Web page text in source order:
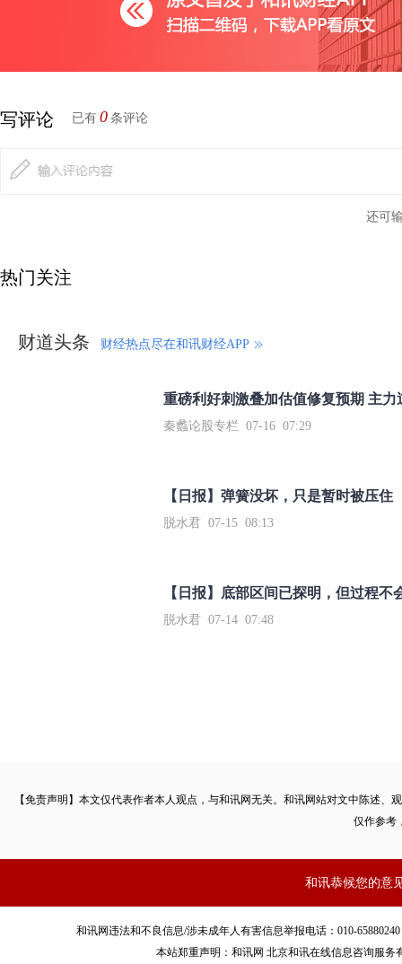
写评论 已有 0 条评论
还可
热门关注
财道头条 财经热点尽在和讯财经APP
秦蠡论股专栏 07-16 07:29
【日报】弹簧没坏，只是暂时被压住
脱水君 07-15 08:13
【日报】底部区间已探明，但过程不
脱水君 07-14 07:48
【免责声明】本文仅代表作者本人观点，与和讯网无关。和讯网站对文中陈述
仅作参考
和讯恭候您的意
和讯网违法和不良信息/涉未成年人有害信息举报电话：010-
本站郑重声明：和讯网 北京和讯在线信息咨询服